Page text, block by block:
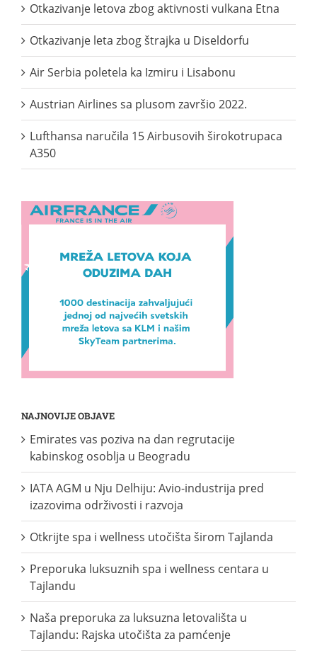
Otkazivanje letova zbog aktivnosti vulkana Etna
Otkazivanje leta zbog štrajka u Diseldorfu
Air Serbia poletela ka Izmiru i Lisabonu
Austrian Airlines sa plusom završio 2022.
Lufthansa naručila 15 Airbusovih širokotrupaca
A350
NAJNOVIJE OBJAVE
Emirates vas poziva na dan regrutacije
kabinskog osoblja u Beogradu
IATA AGM u Nju Delhiju: Avio-industrija pred
izazovima održivosti i razvoja
Otkrijte spa i wellness utočišta širom Tajlanda
Preporuka luksuznih spa i wellness centara u
Tajlandu
Naša preporuka za luksuzna letovališta u
Tajlandu: Rajska utočišta za pamćenje